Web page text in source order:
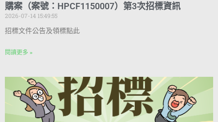
購案（案號：HPCF1150007）第3次招標資訊
2026-07-14 15:49:55
招標文件公告及領標點此
閱讀更多 »